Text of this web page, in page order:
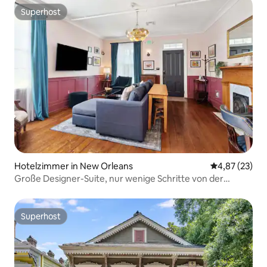
Superhost
Superhost
Hotelzimmer in New Orleans
4,87 (23)
Große Designer-Suite, nur wenige Schritte von der
Superhost
Superhost